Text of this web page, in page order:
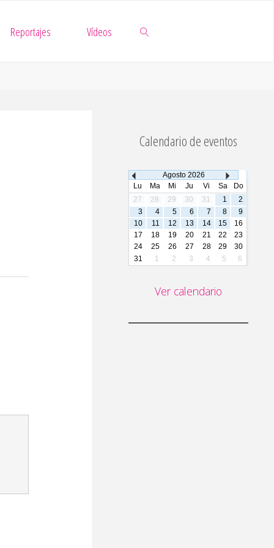
Reportajes Vídeos
Calendario de eventos
Agosto 2026
Lu
Ma Mi Ju Vi Sa
Do
27
28 29 30 31 1
2
3
4 5 6 7 8
9
10
11 12 13 14 15
16
17
18 19 20 21 22
23
24
25 26 27 28 29
30
31
1 2 3 4 5 6
Ver calendario